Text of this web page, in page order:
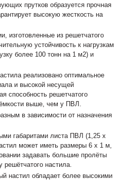
прутков образуется прочная
высокую жесткость на
изготовленные из решетчатого
устойчивость к нагрузкам
более 100 тонн на 1 м2) и
реализовано оптимальное
и высокой несущей
способность решетчатого
выше, чем у ПВЛ.
в зависимости от назначения
габаритами листа ПВЛ (1,25 х
может иметь размеры 6 х 1 м,
задавать большие пролёты
настила.
настил обладает более высокими